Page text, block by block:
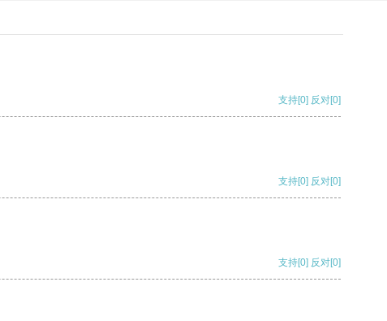
支持[0] 反对[0]
支持[0] 反对[0]
支持[0] 反对[0]